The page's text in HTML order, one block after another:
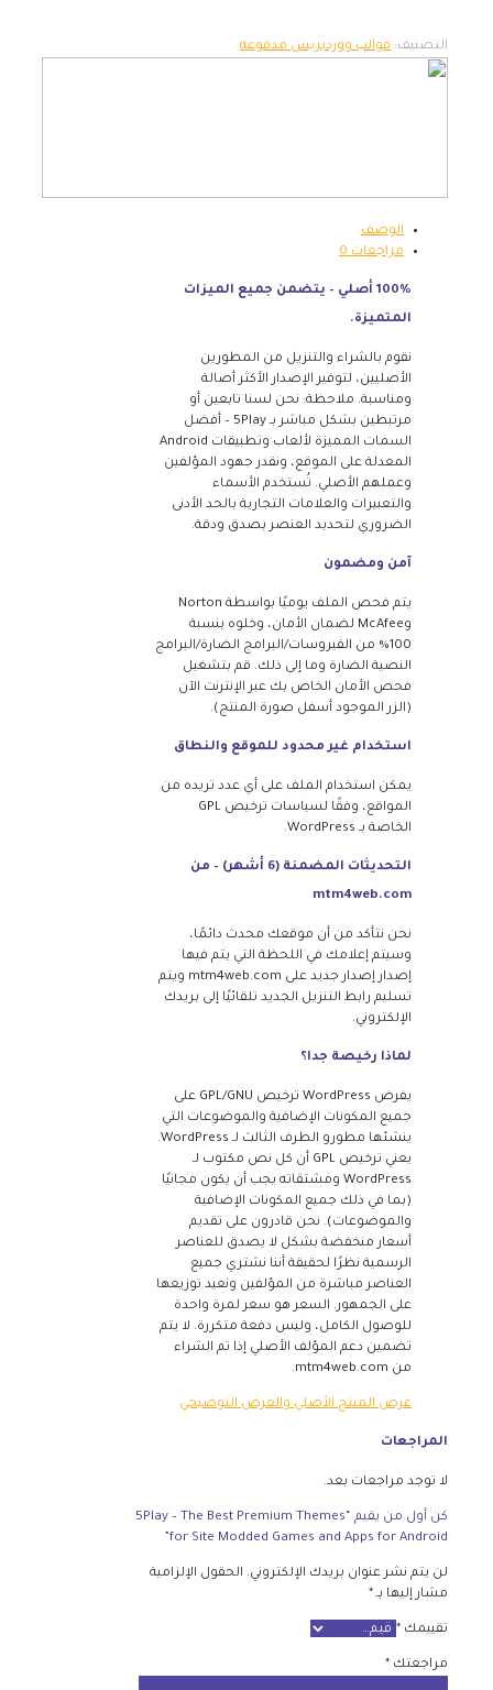
التصنيف: قوالب ووردبريس مدفوعه
الوصف
مراجعات0
100% أصلي – يتضمن جميع الميزات
المتميزة.
نقوم بالشراء والتنزيل من المطورين
الأصليين، لتوفير الإصدار الأكثر أصالة
ومناسبة. ملاحظة: نحن لسنا تابعين أو
مرتبطين بشكل مباشر بـ 5Play – أفضل
السمات المميزة لألعاب وتطبيقات Android
المعدلة على الموقع، ونقدر جهود المؤلفين
وعملهم الأصلي. تُستخدم الأسماء
والتعبيرات والعلامات التجارية بالحد الأدنى
الضروري لتحديد العنصر بصدق ودقة.
آمن ومضمون
يتم فحص الملف يوميًا بواسطة Norton
وMcAfee لضمان الأمان، وخلوه بنسبة
100% من الفيروسات/البرامج الضارة/البرامج
النصية الضارة وما إلى ذلك. قم بتشغيل
فحص الأمان الخاص بك عبر الإنترنت الآن
(الزر الموجود أسفل صورة المنتج).
استخدام غير محدود للموقع والنطاق
يمكن استخدام الملف على أي عدد تريده من
المواقع، وفقًا لسياسات ترخيص GPL
الخاصة بـ WordPress.
التحديثات المضمنة (6 أشهر) – من
mtm4web.com
نحن نتأكد من أن موقعك محدث دائمًا،
وسيتم إعلامك في اللحظة التي يتم فيها
إصدار إصدار جديد على mtm4web.com ويتم
تسليم رابط التنزيل الجديد تلقائيًا إلى بريدك
الإلكتروني.
لماذا رخيصة جدا؟
يفرض WordPress ترخيص GPL/GNU على
جميع المكونات الإضافية والموضوعات التي
ينشئها مطورو الطرف الثالث لـ WordPress.
يعني ترخيص GPL أن كل نص مكتوب لـ
WordPress ومشتقاته يجب أن يكون مجانيًا
(بما في ذلك جميع المكونات الإضافية
والموضوعات). نحن قادرون على تقديم
أسعار منخفضة بشكل لا يصدق للعناصر
الرسمية نظرًا لحقيقة أننا نشتري جميع
العناصر مباشرة من المؤلفين ونعيد توزيعها
على الجمهور. السعر هو سعر لمرة واحدة
للوصول الكامل، وليس دفعة متكررة. لا يتم
تضمين دعم المؤلف الأصلي إذا تم الشراء
من mtm4web.com.
عرض المنتج الأصلي والعرض التوضيحي
المراجعات
لا توجد مراجعات بعد.
كن أول من يقيم “5Play – The Best Premium Themes
for Site Modded Games and Apps for Android”
لن يتم نشر عنوان بريدك الإلكتروني.
الحقول الإلزامية
مشار إليها بـ *
تقييمك *
مراجعتك *